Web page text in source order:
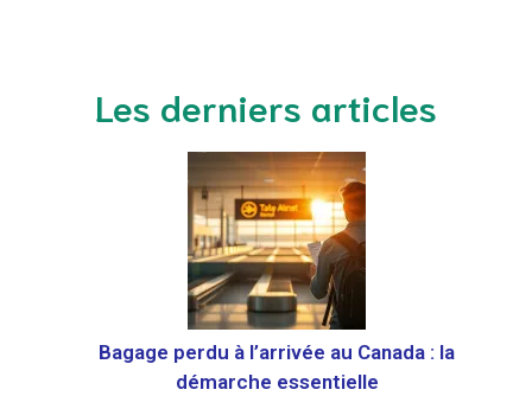
Les derniers articles
Bagage perdu à l’arrivée au Canada : la
démarche essentielle